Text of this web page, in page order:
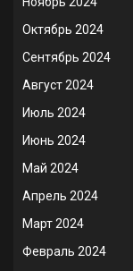
Октябрь 2024
Сентябрь 2024
Август 2024
Июль 2024
Июнь 2024
Май 2024
Апрель 2024
Март 2024
Февраль 2024